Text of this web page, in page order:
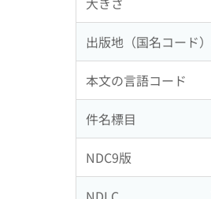
出版地（国名コード）
本文の言語コード
件名標目
NDC9版